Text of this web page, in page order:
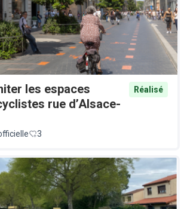
les espaces
rue d’Alsace-
Réalisé
3